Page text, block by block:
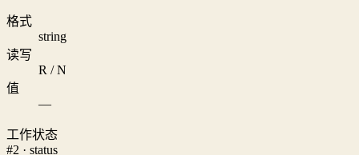
格式
string
读写
R / N
值
—
工作状态
#2 · status